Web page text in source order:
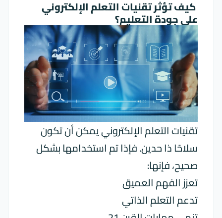
كيف تؤثر تقنيات التعلم الإلكتروني
على جودة التعليم؟
تقنيات التعلم الإلكتروني يمكن أن تكون
سلاحًا ذا حدين. فإذا تم استخدامها بشكل
صحيح، فإنها:
تعزز الفهم العميق
تدعم التعلم الذاتي